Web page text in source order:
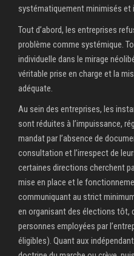
systématiquement minimisés et
Tout d’abord, les entreprises
problème comme systémique.
individuelle dans le mirage
véritable prise en charge et la
adéquate.
Au sein des entreprises, les
sont réduites à l’impuissance,
mandat par l’absence de
consultation et l’irrespect de
certaines directions cherchent
mise en place et le
communiquant au strict
en organisant des élections tôt,
personnes employées par
éligibles). Quant aux